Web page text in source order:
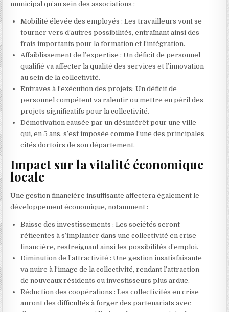
municipal qu’au sein des associations :
Mobilité élevée des employés : Les travailleurs vont se
tourner vers d’autres possibilités, entraînant ainsi des
frais importants pour la formation et l’intégration.
Affaiblissement de l’expertise : Un déficit de personnel
qualifié va affecter la qualité des services et l’innovation
au sein de la collectivité.
Entraves à l’exécution des projets: Un déficit de
personnel compétent va ralentir ou mettre en péril des
projets significatifs pour la collectivité.
Démotivation causée par un désintérêt pour une ville
qui, en 5 ans, s’est imposée comme l’une des principales
cités dortoirs de son département.
Impact sur la vitalité économique
locale
Une gestion financière insuffisante affectera également le
développement économique, notamment :
Baisse des investissements : Les sociétés seront
réticentes à s’implanter dans une collectivité en crise
financière, restreignant ainsi les possibilités d’emploi.
Diminution de l’attractivité : Une gestion insatisfaisante
va nuire à l’image de la collectivité, rendant l’attraction
de nouveaux résidents ou investisseurs plus ardue.
Réduction des coopérations : Les collectivités en crise
auront des difficultés à forger des partenariats avec